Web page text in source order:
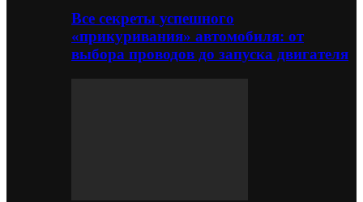
Все секреты успешного
«прикуривания» автомобиля: от
выбора проводов до запуска двигателя